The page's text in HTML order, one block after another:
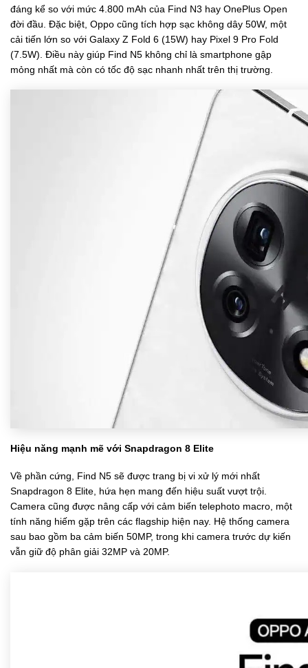
đáng kể so với mức 4.800 mAh của Find N3 hay OnePlus Open
đời đầu. Đặc biệt, Oppo cũng tích hợp sạc không dây 50W, một
cải tiến lớn so với Galaxy Z Fold 6 (15W) hay Pixel 9 Pro Fold
(7.5W). Điều này giúp Find N5 không chỉ là smartphone gập
mỏng nhất mà còn có tốc độ sạc nhanh nhất trên thị trường.
Hiệu năng mạnh mẽ với Snapdragon 8 Elite
Về phần cứng, Find N5 sẽ được trang bị vi xử lý mới nhất
Snapdragon 8 Elite, hứa hẹn mang đến hiệu suất vượt trội.
Camera cũng được nâng cấp với cảm biến telephoto macro, một
tính năng hiếm gặp trên các flagship hiện nay. Hệ thống camera
sau bao gồm ba cảm biến 50MP, trong khi camera trước dự kiến
vẫn giữ độ phân giải 32MP và 20MP.